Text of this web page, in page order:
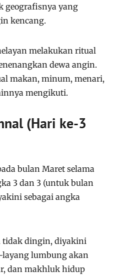
geografisnya yang
kencang.
melakukan ritual
dewa angin.
makan, minum, menari,
mengikuti.
(Hari ke-3
bulan Maret selama
3 dan 3 (untuk bulan
sebagai angka
tidak dingin, diyakini
lumbung akan
dan makhluk hidup